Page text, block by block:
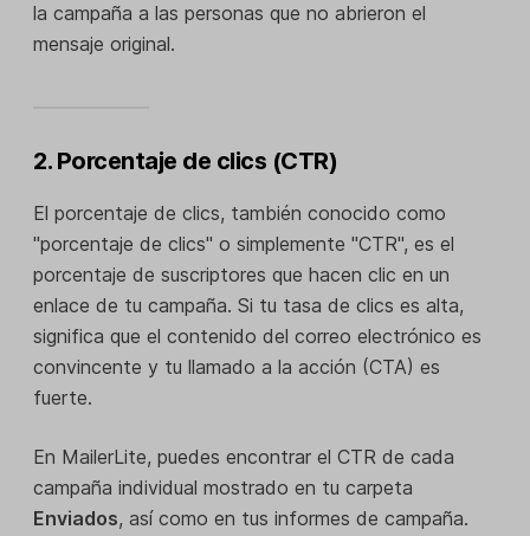
la campaña a las personas que no abrieron el
mensaje original.
2. Porcentaje de clics (CTR)
El porcentaje de clics, también conocido como
"porcentaje de clics" o simplemente "CTR", es el
porcentaje de suscriptores que hacen clic en un
enlace de tu campaña. Si tu tasa de clics es alta,
significa que el contenido del correo electrónico es
convincente y tu llamado a la acción (CTA) es
fuerte.
En MailerLite, puedes encontrar el CTR de cada
campaña individual mostrado en tu carpeta
Enviados, así como en tus informes de campaña.